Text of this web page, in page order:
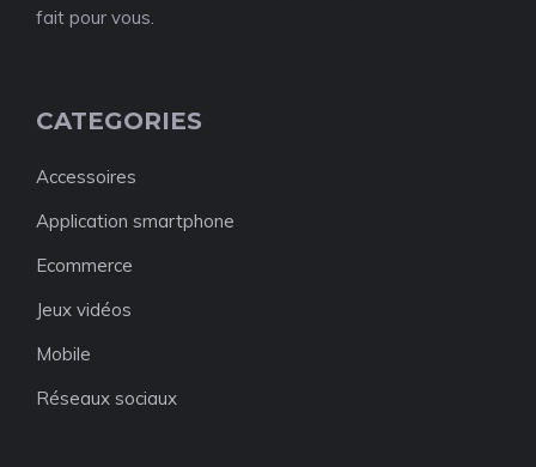
fait pour vous.
CATEGORIES
Accessoires
Application smartphone
Ecommerce
Jeux vidéos
Mobile
Réseaux sociaux